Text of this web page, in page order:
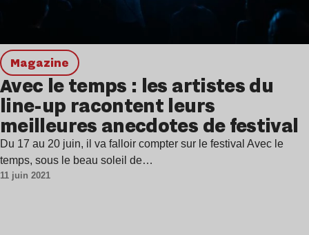
magazine
Avec le temps : les artistes du
line-up racontent leurs
meilleures anecdotes de festival
Du 17 au 20 juin, il va falloir compter sur le festival Avec le
temps, sous le beau soleil de…
11 juin 2021